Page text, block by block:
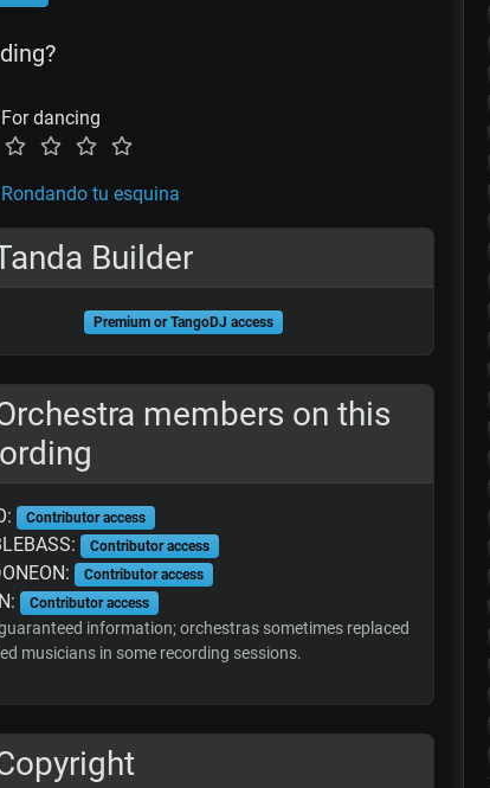
For dancing
Rondando tu esquina
Builder
Premium or TangoDJ access
members on this
Contributor access
Contributor access
Contributor access
Contributor access
information; orchestras sometimes replaced
musicians in some recording sessions.